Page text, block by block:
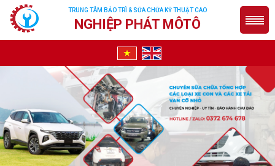
TRUNG TÂM BẢO TRÌ & SỮA CHỮA KỸ THUẬT CAO
NGHIỆP PHÁT MÔTÔ